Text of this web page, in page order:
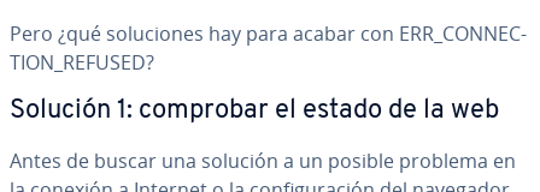
Pero ¿qué so­lu­cio­nes hay para acabar con ERR_CO­N­NE­C­
TION_REFUSED?
Solución 1: comprobar el estado de la web
Antes de buscar una solución a un posible problema en